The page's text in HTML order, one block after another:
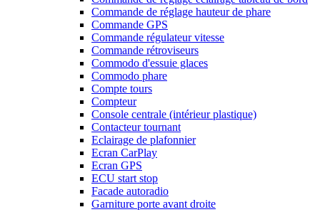
Commande de réglage hauteur de phare
Commande GPS
Commande régulateur vitesse
Commande rétroviseurs
Commodo d'essuie glaces
Commodo phare
Compte tours
Compteur
Console centrale (intérieur plastique)
Contacteur tournant
Eclairage de plafonnier
Ecran CarPlay
Ecran GPS
ECU start stop
Facade autoradio
Garniture porte avant droite